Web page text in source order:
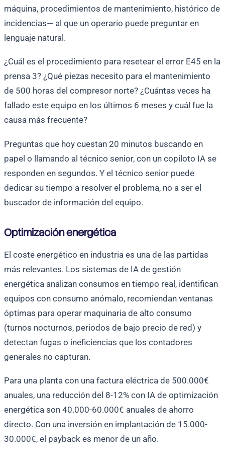
máquina, procedimientos de mantenimiento, histórico de
incidencias— al que un operario puede preguntar en
lenguaje natural.
¿Cuál es el procedimiento para resetear el error E45 en la
prensa 3? ¿Qué piezas necesito para el mantenimiento
de 500 horas del compresor norte? ¿Cuántas veces ha
fallado este equipo en los últimos 6 meses y cuál fue la
causa más frecuente?
Preguntas que hoy cuestan 20 minutos buscando en
papel o llamando al técnico senior, con un copiloto IA se
responden en segundos. Y el técnico senior puede
dedicar su tiempo a resolver el problema, no a ser el
buscador de información del equipo.
Optimización energética
El coste energético en industria es una de las partidas
más relevantes. Los sistemas de IA de gestión
energética analizan consumos en tiempo real, identifican
equipos con consumo anómalo, recomiendan ventanas
óptimas para operar maquinaria de alto consumo
(turnos nocturnos, periodos de bajo precio de red) y
detectan fugas o ineficiencias que los contadores
generales no capturan.
Para una planta con una factura eléctrica de 500.000€
anuales, una reducción del 8-12% con IA de optimización
energética son 40.000-60.000€ anuales de ahorro
directo. Con una inversión en implantación de 15.000-
30.000€, el payback es menor de un año.